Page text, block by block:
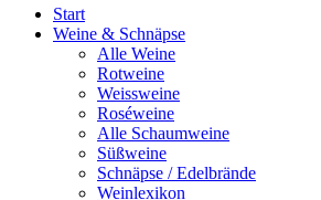
Start
Weine & Schnäpse
Alle Weine
Rotweine
Weissweine
Roséweine
Alle Schaumweine
Süßweine
Schnäpse / Edelbrände
Weinlexikon